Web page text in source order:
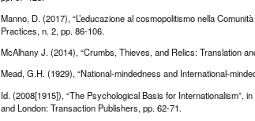
Manno, D. (2017), “L’educazione al cosmopolitismo nella
Practices, n. 2, pp. 86-106.
McAlhany J. (2014), “Crumbs, Thieves, and Relics: Translation
Mead, G.H. (1929), “National-mindedness and International-
Id. (2008[1915]), “The Psychological Basis for Internationalism”,
and London: Transaction Publishers, pp. 62-71.